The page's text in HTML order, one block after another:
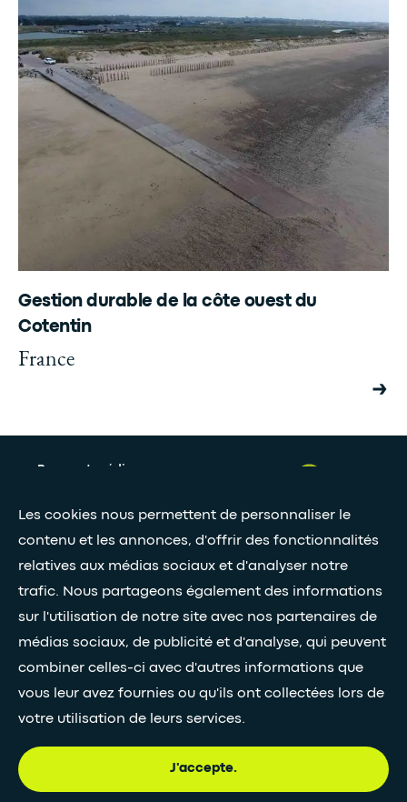
Les cookies nous permettent de personnaliser le
contenu et les annonces, d'offrir des fonctionnalités
relatives aux médias sociaux et d'analyser notre
trafic. Nous partageons également des informations
sur l'utilisation de notre site avec nos partenaires de
médias sociaux, de publicité et d'analyse, qui peuvent
combiner celles-ci avec d'autres informations que
vous leur avez fournies ou qu'ils ont collectées lors de
votre utilisation de leurs services.
J'accepte.
Gestion durable de la côte ouest du
Cotentin
France
Presse et médias
Restez connectés grâce à notre newsletter
Inscription à la newsletter
SUIVEZ-NOUS